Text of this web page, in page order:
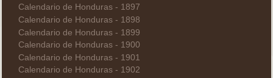
Calendario de Honduras - 1897
Calendario de Honduras - 1898
Calendario de Honduras - 1899
Calendario de Honduras - 1900
Calendario de Honduras - 1901
Calendario de Honduras - 1902